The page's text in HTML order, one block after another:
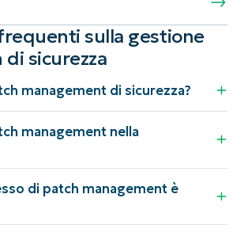
sulla gestione
sicurezza
management di sicurezza?
management nella
di patch management è